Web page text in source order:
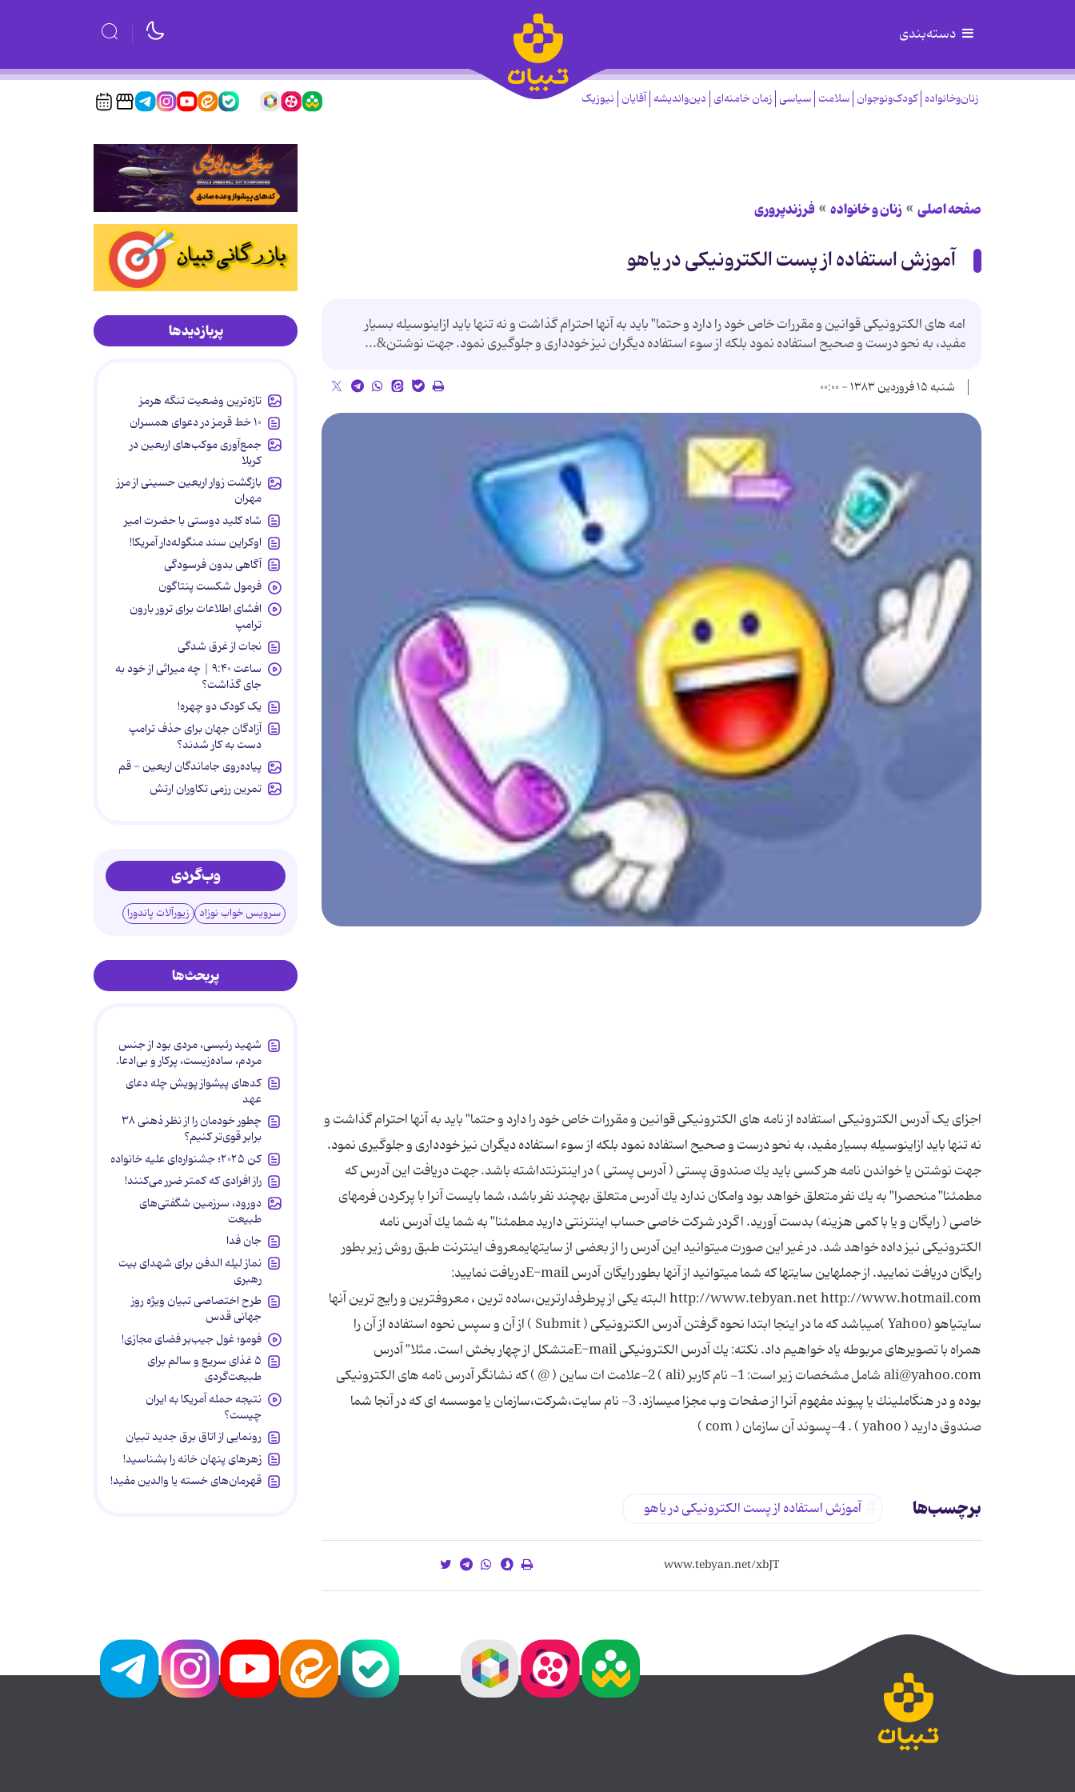
دسته‌بندی
زنان‌وخانواده کودک‌ونوجوان سلامت سیاسی زمان خامنه‌ای دین‌واندیشه آقایان نیوزیک
صفحه اصلی زنان و خانواده فرزندپروری
آموزش استفاده از پست الكترونیكی در یاهو
امه های الكترونیكی قوانین و مقررات خاص خود را دارد و حتما" باید به آنها احترام گذاشت و نه تنها باید ازاینوسیله بسیار
مفید، به نحو درست و صحیح استفاده نمود بلكه از سوء استفاده دیگران نیز خودداری و جلوگیری نمود. جهت نوشتن&...
شنبه ۱۵ فروردین ۱۳۸۳ - ۰۰:۰۰
اجزای یک آدرس الکترونیکی استفاده از نامه های الكترونیكی قوانین و مقررات خاص خود را دارد و حتما" باید به آنها احترام گذاشت و
نه تنها باید ازاینوسیله بسیار مفید، به نحو درست و صحیح استفاده نمود بلكه از سوء استفاده دیگران نیز خودداری و جلوگیری نمود.
جهت نوشتن یا خواندن نامه هر كسی باید یك صندوق پستی ( آدرس پستی ) در اینترنتداشته باشد. جهت دریافت این آدرس كه
مطمئنا" منحصرا" به یك نفر متعلق خواهد بود وامكان ندارد یك آدرس متعلق بهچند نفر باشد، شما بایست آنرا با پركردن فرمهای
خاصی ( رایگان و یا با كمی هزینه) بدست آورید. اگردر شركت خاصی حساب اینترنتی دارید مطمئنا" به شما یك آدرس نامه
الكترونیكی نیز داده خواهد شد. در غیر این صورت میتوانید این آدرس را از بعضی از سایتهایمعروف اینترنت طبق روش زیر بطور
رایگان دریافت نمایید. از جملهاین سایتها كه شما میتوانید از آنها بطور رایگان آدرس E-mailدریافت نمایید:
http://www.tebyan.net http://www.hotmail.com البته یکی از پرطرفدارترین،ساده ترین ، معروفترین و رایج ترین آنها
سایتیاهو (Yahoo )میباشد كه ما در اینجا ابتدا نحوه گرفتن آدرس الكترونیكی ( Submit ) از آن و سپس نحوه استفاده از آن را
همراه با تصویرهای مربوطه یاد خواهیم داد. نكته: یك آدرس الكترونیكی E-mailمتشكل از چهار بخش است. مثلا" آدرس
ali@yahoo.com شامل مشخصات زیر است: 1- نام كاربر (ali ) 2-علامت ات ساین ( @ ) كه نشانگر آدرس نامه های الكترونیكی
بوده و در هنگاملینك یا پیوند مفهوم آنرا از صفحات وب مجزا میسازد. 3- نام سایت،شركت،سازمان یا موسسه ای كه در آنجا شما
صندوق دارید ( yahoo ) . 4-پسوند آن سازمان ( com )
برچسب‌ها آموزش استفاده از پست الكترونیكی در یاهو
پربازدیدها
تازه‌ترین وضعیت تنگه هرمز
۱۰ خط قرمز در دعوای همسران
جمع‌آوری موکب‌های اربعین در
کربلا
بازگشت زوار اربعین حسینی از مرز
مهران
شاه کلید دوستی با حضرت امیر
اوکراین سند منگوله‌دار آمریکا!
آگاهی بدون فرسودگی
فرمول شکست پنتاگون
افشای اطلاعات برای ترور بارون
ترامپ
نجات از غرق شدگی
ساعت ۹:۴۰ | چه میراثی از خود به
جای گذاشت؟
یک کودک دو چهره!
آزادگان جهان برای حذف ترامپ
دست به کار شدند؟
پیاده‌روی جاماندگان اربعین - قم
تمرین رزمی تکاوران ارتش
وب‌گردی
سرویس خواب نوزاد زیورآلات پاندورا
پربحث‌ها
شهید رئیسی، مردی بود از جنس
مردم، ساده‌زیست، پرکار و بی‌ادعا.
کدهای پیشواز پویش چله دعای
عهد
چطور خودمان را از نظر ذهنی ۳۸
برابر قوی‌تر کنیم؟
کن ۲۰۲۵؛ جشنواره‌ای علیه خانواده
راز افرادی که کمتر ضرر می‌کنند!
دورود، سرزمین شگفتی‌های
طبیعت
جان فدا
نماز لیله الدفن برای شهدای بیت
رهبری
طرح اختصاصی تبیان ویژه روز
جهانی قدس
فومو؛ غول جیب‌بر فضای مجازی!
۵ غذای سریع و سالم برای
طبیعت‌گردی
نتیجه حمله آمریکا به ایران
چیست؟
رونمایی از اتاق برق جدید تبیان
زهرهای پنهان خانه را بشناسید!
قهرمان‌های خسته یا والدین مفید!